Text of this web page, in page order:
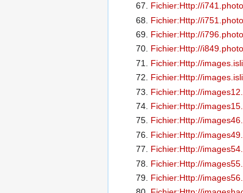
Fichier:Http://
Fichier:Http://
Fichier:Http://
Fichier:Http://
Fichier:Http://
Fichier:Http://
Fichier:Http://
Fichier:Http://
Fichier:Http://
Fichier:Http://
Fichier:Http://
Fichier:Http://
Fichier:Http://